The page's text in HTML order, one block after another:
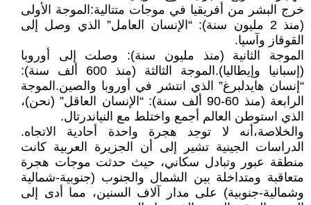
خرج البشر من أفريقيا في موجات متتالية:الموجة الأولى
(منذ 2 مليون سنة): “الإنسان العامل” الذي وصل إلى
القوقاز وآسيا.
الموجة الثانية (منذ مليون سنة): وصلت إلى أوروبا
(إسبانيا وإيطاليا).الموجة الثالثة (منذ 600 ألف سنة):
“إنسان هايدلبرغ” الذي انتشر في أوروبا والصين.الموجة
الرابعة (منذ 60-90 ألف سنة): “الإنسان العاقل” (نحن)،
الذي استوطن العالم أجمع واختلط مع النياندرتال.
والخلاصة،أنه لا توجد هجرة واحدة أحادية الاتجاه.
الدراسات الجينية تشير إلى أن الجزيرة العربية كانت
منطقة عبور وتبادل سكاني، حيث حدثت موجات هجرة
متعاقبة ومتداخلة بين الشمال والجنوب (جنوبية-شمالية
وشمالية-جنوبية) على مدار آلاف السنين، مما أدى إلى